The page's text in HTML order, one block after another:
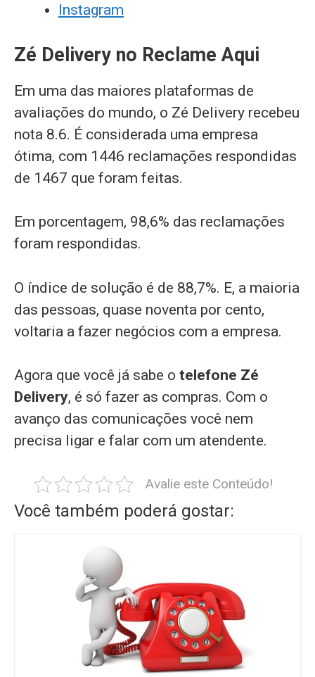
Instagram
Zé Delivery no Reclame Aqui
Em uma das maiores plataformas de
avaliações do mundo, o Zé Delivery recebeu
nota 8.6. É considerada uma empresa
ótima, com 1446 reclamações respondidas
de 1467 que foram feitas.
Em porcentagem, 98,6% das reclamações
foram respondidas.
O índice de solução é de 88,7%. E, a maioria
das pessoas, quase noventa por cento,
voltaria a fazer negócios com a empresa.
Agora que você já sabe o telefone Zé
Delivery, é só fazer as compras. Com o
avanço das comunicações você nem
precisa ligar e falar com um atendente.
Avalie este Conteúdo!
Você também poderá gostar: